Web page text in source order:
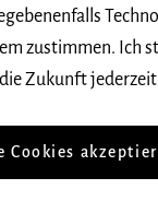
Kaiser-
79098
Telefon
zustimmen. Ich
Zukunft
Cookies